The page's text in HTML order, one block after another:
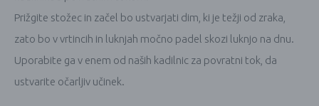
Prižgite stožec in začel bo ustvarjati dim, ki je težji od zraka,
zato bo v vrtincih in luknjah močno padel skozi luknjo na dnu.
Uporabite ga v enem od naših kadilnic za povratni tok, da
ustvarite očarljiv učinek.